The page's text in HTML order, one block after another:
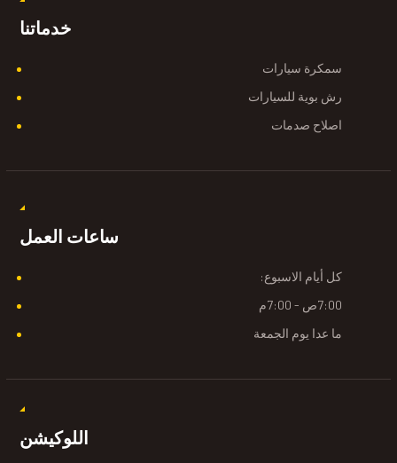
خدماتنا
سمكرة سيارات
رش بوية للسيارات
اصلاح صدمات
ساعات العمل
كل أيام الاسبوع:
7:00ص - 7:00م
ما عدا يوم الجمعة
اللوكيشن